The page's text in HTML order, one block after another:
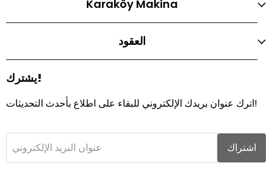
Karaköy Makina
العقود
يشترك!
اترك عنوان بريدك الإلكتروني للبقاء على اطلاع بأحدث التحديثات!
عنوان البريد الإلكتروني اشتراك